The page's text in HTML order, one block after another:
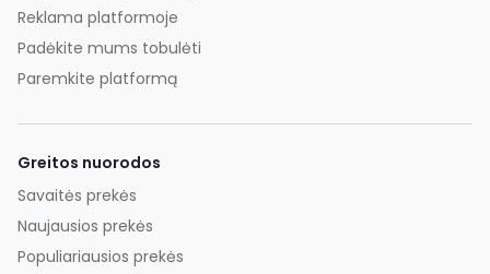
Reklama platformoje
Padėkite mums tobulėti
Paremkite platformą
Greitos nuorodos
Savaitės prekės
Naujausios prekės
Populiariausios prekės